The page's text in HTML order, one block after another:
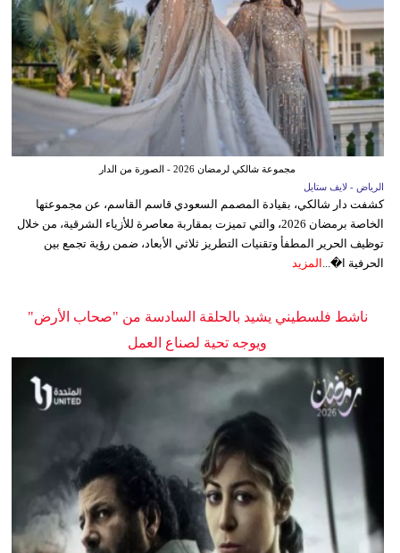
مجموعة شالكي لرمضان 2026 - الصورة من الدار
الرياض - لايف ستايل
كشفت دار شالكي، بقيادة المصمم السعودي قاسم القاسم، عن مجموعتها
الخاصة برمضان 2026، والتي تميزت بمقاربة معاصرة للأزياء الشرقية، من خلال
توظيف الحرير المطفأ وتقنيات التطريز ثلاثي الأبعاد، ضمن رؤية تجمع بين
الحرفية ا�... المزيد
ناشط فلسطيني يشيد بالحلقة السادسة من "صحاب الأرض"
ويوجه تحية لصناع العمل